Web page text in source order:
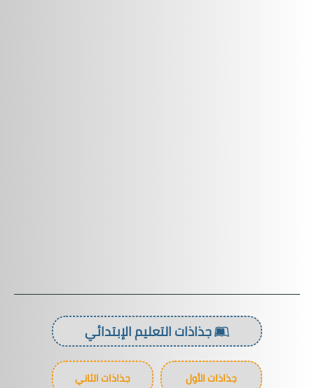
جذاذات التعليم الإبتدائي
جذاذات الأول جذاذات الثاني